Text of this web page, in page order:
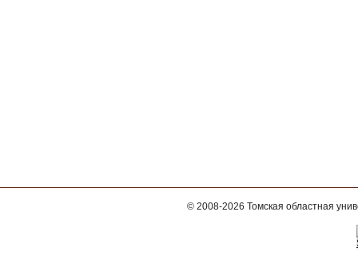
© 2008-2026 Томская областная